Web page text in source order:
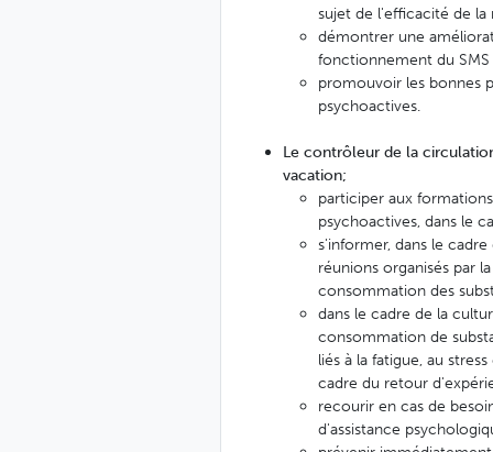
sujet de l'efficacité de la
démontrer une
fonctionnement du SMS
promouvoir les bonnes
psychoactives.
Le contrôleur de la
vacation;
participer aux
psychoactives, dans le
s'informer, dans le cadre
réunions organisés par
consommation des
dans le cadre de la
consommation de
liés à la fatigue, au
cadre du retour
recourir en cas de
d'assistance